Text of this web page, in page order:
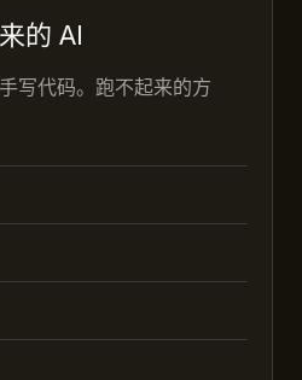
的 AI
写代码。跑不起来的方